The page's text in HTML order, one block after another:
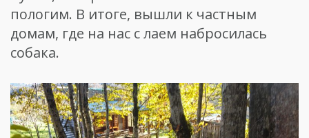
пологим. В итоге, вышли к частным
домам, где на нас с лаем набросилась
собака.